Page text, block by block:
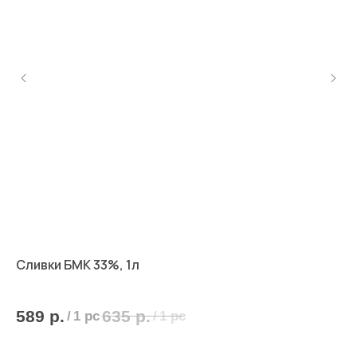
Сливки БМК 33%, 1л
589 р. / 1 pc635 р./1 pc